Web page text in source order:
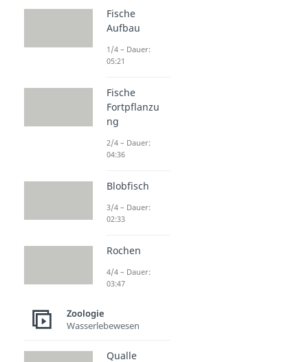
Fische
Aufbau
1/4 – Dauer:
05:21
Fische
Fortpflanzu
ng
2/4 – Dauer:
04:36
Blobfisch
3/4 – Dauer:
02:33
Rochen
4/4 – Dauer:
03:47
Zoologie
Wasserlebewesen
Qualle